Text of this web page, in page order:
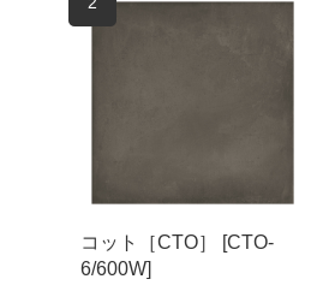
コット［CTO］ [CTO-
6/600W]